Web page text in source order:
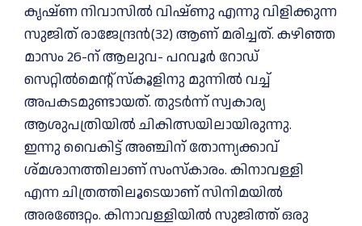
കൃഷ്ണ നിവാസില്‍ വിഷ്ണു എന്നു വിളിക്കുന്ന
സുജിത് രാജേന്ദ്രൻ(32) ആണ് മരിച്ചത്. കഴിഞ്ഞ
മാസം 26-ന് ആലുവ- പറവൂര്‍ റോഡ്
സെറ്റില്‍മെന്റ് സ്‌കൂളിനു മുന്നില്‍ വച്ച്‌
അപകടമുണ്ടായത്. തുടര്‍ന്ന്‌ സ്വകാര്യ
ആശുപത്രിയില്‍ ചികിത്സയിലായിരുന്നു.
ഇന്നു വൈകിട്ട് അഞ്ചിന് തോന്ന്യക്കാവ്
ശ്മശാനത്തിലാണ് സംസ്‌കാരം. കിനാവള്ളി
എന്ന ചിത്രത്തിലൂടെയാണ് സിനിമയില്‍
അരങ്ങേറ്റം. കിനാവള്ളിയില്‍ സുജിത്ത് ഒരു